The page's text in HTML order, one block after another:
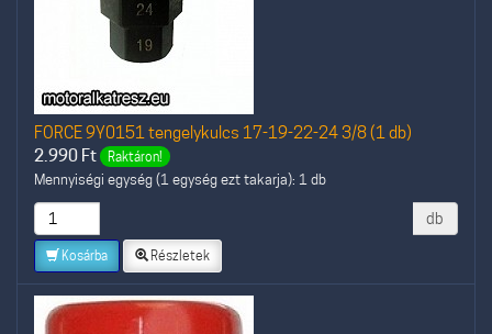
FORCE 9Y0151 tengelykulcs 17-19-22-24 3/8 (1 db)
2.990 Ft Raktáron!
Mennyiségi egység (1 egység ezt takarja): 1 db
db
Kosárba Részletek